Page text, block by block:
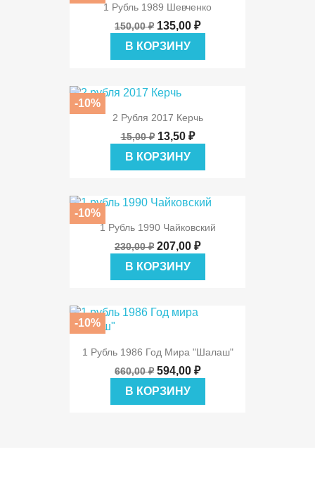
1 Рубль 1989 Шевченко
150,00 ₽ 135,00 ₽
В КОРЗИНУ
2 Рубля 2017 Керчь
15,00 ₽ 13,50 ₽
В КОРЗИНУ
-10%
1 Рубль 1990 Чайковский
230,00 ₽ 207,00 ₽
В КОРЗИНУ
-10%
1 Рубль 1986 Год Мира "шалаш"
660,00 ₽ 594,00 ₽
В КОРЗИНУ
-10%